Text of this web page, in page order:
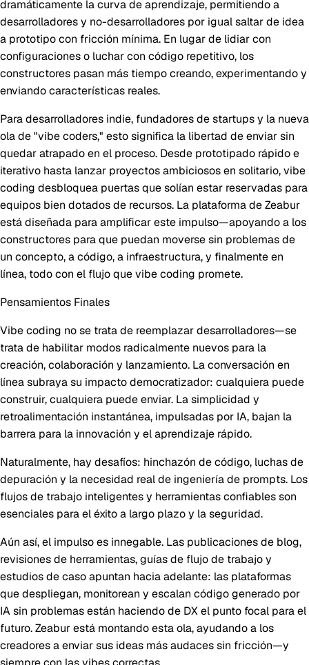
dramáticamente la curva de aprendizaje, permitiendo a
desarrolladores y no-desarrolladores por igual saltar de idea
a prototipo con fricción mínima. En lugar de lidiar con
configuraciones o luchar con código repetitivo, los
constructores pasan más tiempo creando, experimentando y
enviando características reales.
Para desarrolladores indie, fundadores de startups y la nueva
ola de "vibe coders," esto significa la libertad de enviar sin
quedar atrapado en el proceso. Desde prototipado rápido e
iterativo hasta lanzar proyectos ambiciosos en solitario, vibe
coding desbloquea puertas que solían estar reservadas para
equipos bien dotados de recursos. La plataforma de Zeabur
está diseñada para amplificar este impulso—apoyando a los
constructores para que puedan moverse sin problemas de
un concepto, a código, a infraestructura, y finalmente en
línea, todo con el flujo que vibe coding promete.
Pensamientos Finales
Vibe coding no se trata de reemplazar desarrolladores—se
trata de habilitar modos radicalmente nuevos para la
creación, colaboración y lanzamiento. La conversación en
línea subraya su impacto democratizador: cualquiera puede
construir, cualquiera puede enviar. La simplicidad y
retroalimentación instantánea, impulsadas por IA, bajan la
barrera para la innovación y el aprendizaje rápido.
Naturalmente, hay desafíos: hinchazón de código, luchas de
depuración y la necesidad real de ingeniería de prompts. Los
flujos de trabajo inteligentes y herramientas confiables son
esenciales para el éxito a largo plazo y la seguridad.
Aún así, el impulso es innegable. Las publicaciones de blog,
revisiones de herramientas, guías de flujo de trabajo y
estudios de caso apuntan hacia adelante: las plataformas
que despliegan, monitorean y escalan código generado por
IA sin problemas están haciendo de DX el punto focal para el
futuro. Zeabur está montando esta ola, ayudando a los
creadores a enviar sus ideas más audaces sin fricción—y